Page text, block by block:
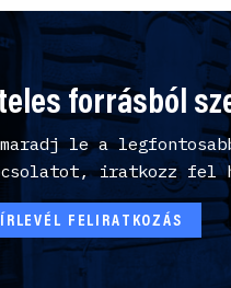
forrásból
maradj le a
iratkozz fel
FELIRATKOZÁS